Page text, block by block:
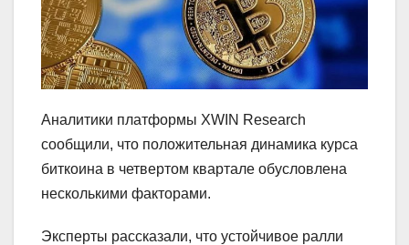
Аналитики платформы XWIN Research
сообщили, что положительная динамика курса
биткоина в четвертом квартале обусловлена
несколькими факторами.
Эксперты рассказали, что устойчивое ралли